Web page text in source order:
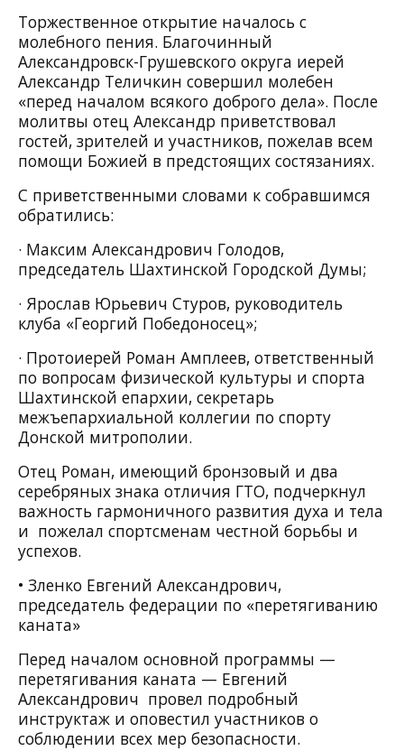
Торжественное открытие началось с
молебного пения. Благочинный
Александровск-Грушевского округа иерей
Александр Теличкин совершил молебен
«перед началом всякого доброго дела». После
молитвы отец Александр приветствовал
гостей, зрителей и участников, пожелав всем
помощи Божией в предстоящих состязаниях.
С приветственными словами к собравшимся
обратились:
· Максим Александрович Голодов,
председатель Шахтинской Городской Думы;
· Ярослав Юрьевич Стуров, руководитель
клуба «Георгий Победоносец»;
· Протоиерей Роман Амплеев, ответственный
по вопросам физической культуры и спорта
Шахтинской епархии, секретарь
межъепархиальной коллегии по спорту
Донской митрополии.
Отец Роман, имеющий бронзовый и два
серебряных знака отличия ГТО, подчеркнул
важность гармоничного развития духа и тела
и пожелал спортсменам честной борьбы и
успехов.
• Зленко Евгений Александрович,
председатель федерации по «перетягиванию
каната»
Перед началом основной программы —
перетягивания каната — Евгений
Александрович провел подробный
инструктаж и оповестил участников о
соблюдении всех мер безопасности.